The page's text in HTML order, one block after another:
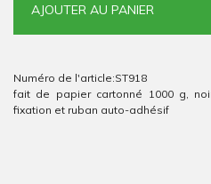
AJOUTER AU PANIER
Numéro de l'article:ST918
fait de papier cartonné 1000 g,
fixation et ruban auto-adhésif